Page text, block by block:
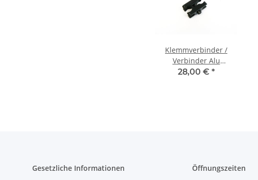
Klemmverbinder /
Verbinder Alu
Kugelflex®
28,00 € *
Gesetzliche Informationen
Öffnungszeiten